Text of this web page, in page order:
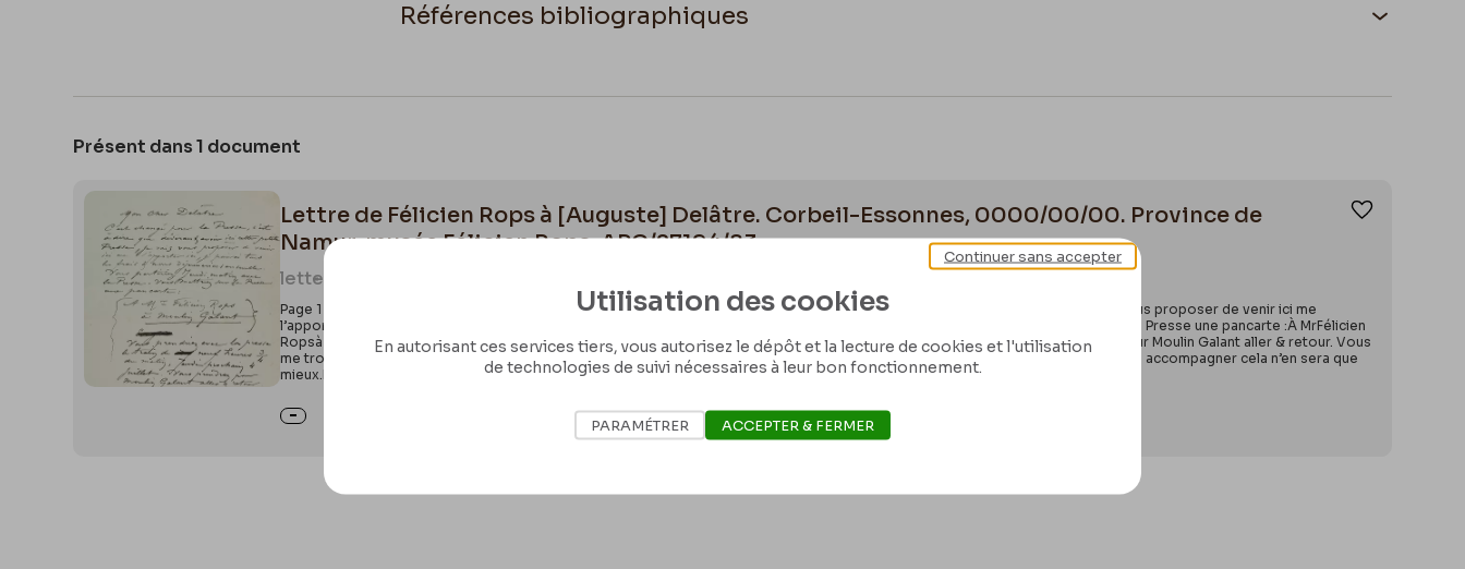
Références bibliographiques
Müller, Milan, Silvana Editoriale,2014
Présent dans 1 document
Lettre de Félicien Rops à [Auguste] Delâtre. Corbeil-Essonnes, 0000/00/00. Province de
Namur, musée Félicien Rops, APC/27194/83
letter
Page 1 Recto : 1LundiMon Cher DelâtreC’est changé pour la Presse, c’est à dire que désirant avoir ici cette petite Presse, je vais vous proposer de venir ici me
l’apporter ici, je paierai tous les frais & nous déjeunerions ensemble. Vous partiriez Jeudi matin avec la Presse. Vous mettriez sur la Presse une pancarte :À MrFélicien
Ropsà Moulin GalantVous prendriez avec la presse le train de neuf heures 3/4 du matin, Jeudi prochain, 4 Juillet. Vous prendrez pour Moulin Galant aller & retour. Vous
me trouverez à la Gare de Moulin Galantc’est. Nous descendrons la Presse du train, j’ai des hommes pour cela. Si Eugène veut vous accompagner cela n’en sera que
mieux.Page 1 Recto : 2Bertrand viendra probablement.Répondez moi vite un mot mon Cher Delâtre & bien à vousF. Rops
Ajouter
Utilisation des cookies
En autorisant ces services tiers, vous autorisez le dépôt et la lecture de cookies et l'utilisation
de technologies de suivi nécessaires à leur bon fonctionnement.
Continuer sans accepter
PARAMÉTRER ACCEPTER & FERMER